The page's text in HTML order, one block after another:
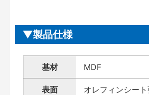
製品仕様
基材 MDF
表面 オレフィンシート